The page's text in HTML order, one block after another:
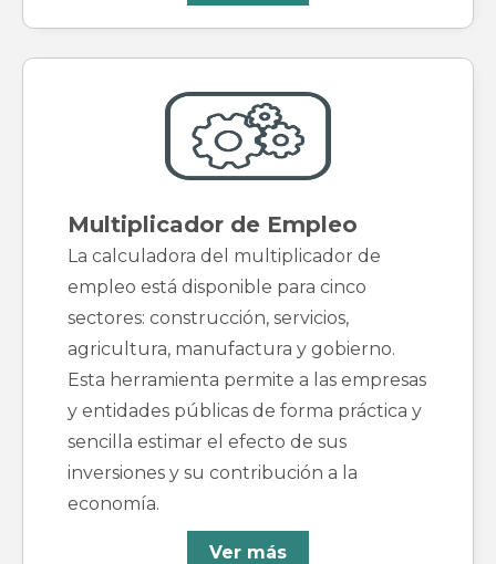
Multiplicador de Empleo
La calculadora del multiplicador de
empleo está disponible para cinco
sectores: construcción, servicios,
agricultura, manufactura y gobierno.
Esta herramienta permite a las empresas
y entidades públicas de forma práctica y
sencilla estimar el efecto de sus
inversiones y su contribución a la
economía.
Ver más